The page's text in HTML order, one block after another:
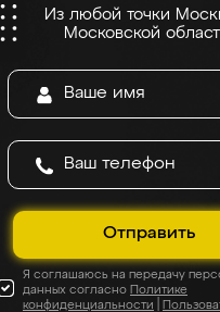
Из любой точки
Московской
Отправить
Я соглашаюсь на передачу
данных согласно Политике
конфиденциальности